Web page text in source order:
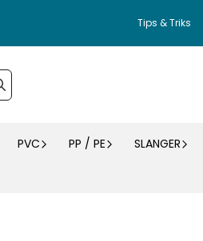
Tips & Triks
PVC PP / PE SLANGER